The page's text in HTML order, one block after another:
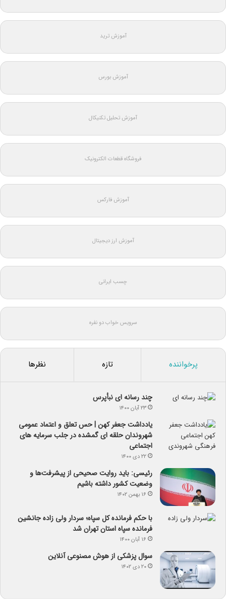
آموزش ترید
آموزش بورس
آموزش تحلیل تکنیکال
فروشگاه قطعات الکترونیک
آموزش فارکس
آموزش ارز دیجیتال
چسب ایرانی
سرویس خواب دو نفره
پرخواننده تازه نظرها
چند رسانه ای نبأپرس
۲۳ آبان ۱۴۰۰
یادداشت جعفر کهن | حس تعلق و اعتماد عمومی
شهروندان حلقه ای گمشده در جلب سرمایه های
اجتماعی
۲۲ دی ۱۴۰۰
رئیسی: باید روایت صحیحی از پیشرفت‌ها و
وضعیت کشور داشته باشیم
۱۶ بهمن ۱۴۰۲
با حکم فرمانده کل سپاه؛ سردار ولی زاده جانشین
فرمانده سپاه استان تهران شد
۱۶ آبان ۱۴۰۰
سوال پزشکی از هوش مصنوعی آنلاین
۲۰ دی ۱۴۰۲